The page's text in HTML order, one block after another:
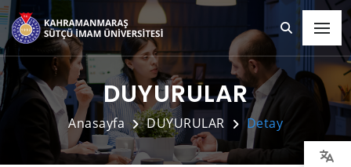
DUYURULAR
Anasayfa DUYURULAR Detay